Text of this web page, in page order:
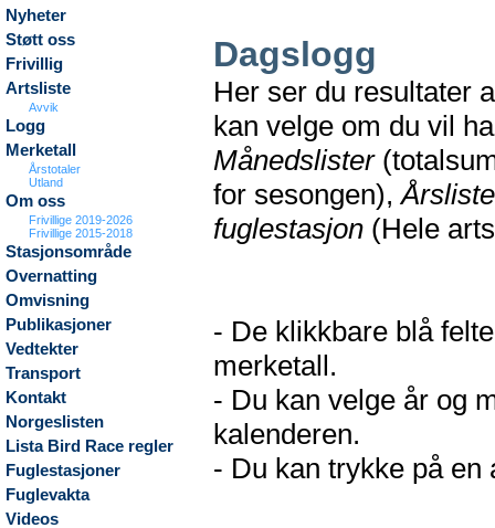
Nyheter
Støtt oss
Frivillig
Artsliste
Avvik
Logg
Merketall
Årstotaler
Utland
Om oss
Frivillige 2019-2026
Frivillige 2015-2018
Stasjonsområde
Overnatting
Omvisning
Publikasjoner
Vedtekter
Transport
Kontakt
Norgeslisten
Lista Bird Race regler
Fuglestasjoner
Fuglevakta
Videos
Dagslogg
Her ser du resultater
kan velge om du vil
Månedslister
for sesongen),
fuglestasjon (Hele
- De klikkbare blå
merketall.
- Du kan velge år og
kalenderen.
- Du kan trykke på en